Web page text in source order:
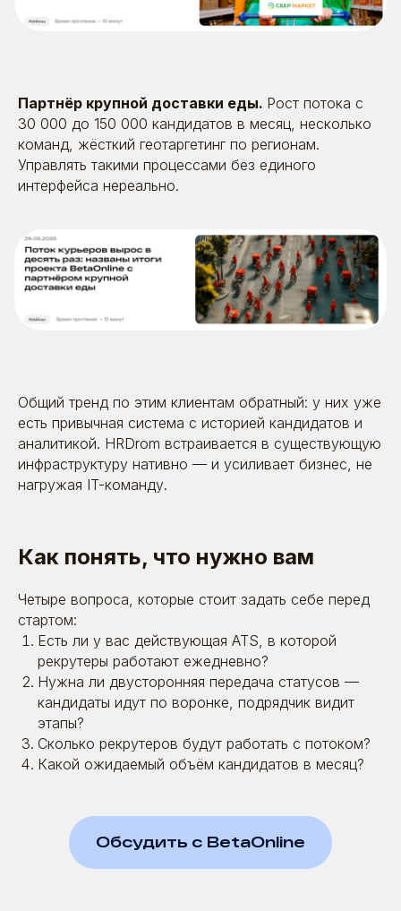
Партнёр крупной доставки еды. Рост потока с
30 000 до 150 000 кандидатов в месяц, несколько
команд, жёсткий геотаргетинг по регионам.
Управлять такими процессами без единого
интерфейса нереально.
Общий тренд по этим клиентам обратный: у них уже
есть привычная система с историей кандидатов и
аналитикой. HRDrom встраивается в существующую
инфраструктуру нативно — и усиливает бизнес, не
нагружая IT-команду.
Как понять, что нужно вам
Четыре вопроса, которые стоит задать себе перед
стартом:
Есть ли у вас действующая ATS, в которой
рекрутеры работают ежедневно?
Нужна ли двусторонняя передача статусов —
кандидаты идут по воронке, подрядчик видит
этапы?
Сколько рекрутеров будут работать с потоком?
Какой ожидаемый объём кандидатов в месяц?
Обсудить с BetaOnline
эт. 1, пом. V
8 (495) 642-59-95
Я даю согласие на обработку моих персональных
персональных данныхи согласием на обработку
персональных данных
Пользовательское
соглашение
© 2026. Все права защищены | ООО «Бета
информационных технологий: 1.01 ; 3.01 ; 26.01
Отправить